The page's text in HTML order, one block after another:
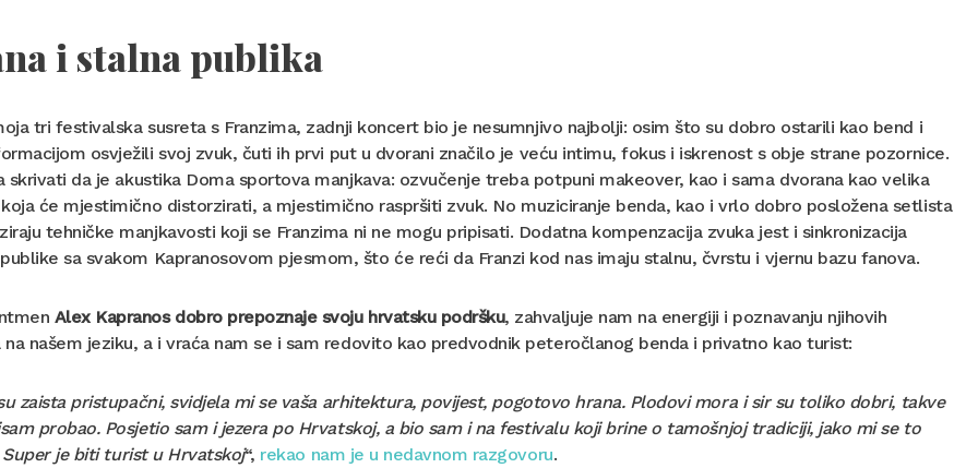
i stalna publika
tri festivalska susreta s Franzima, zadnji koncert bio je nesumnjivo najbolji: osim što su dobro ostarili kao bend i
osvježili svoj zvuk, čuti ih prvi put u dvorani značilo je veću intimu, fokus i iskrenost s obje strane pozornice.
skrivati da je akustika Doma sportova manjkava: ozvučenje treba potpuni makeover, kao i sama dvorana kao velika
će mjestimično distorzirati, a mjestimično raspršiti zvuk. No muziciranje benda, kao i vrlo dobro posložena setlista
tehničke manjkavosti koji se Franzima ni ne mogu pripisati. Dodatna kompenzacija zvuka jest i sinkronizacija
sa svakom Kapranosovom pjesmom, što će reći da Franzi kod nas imaju stalnu, čvrstu i vjernu bazu fanova.
Alex Kapranos dobro prepoznaje svoju hrvatsku podršku, zahvaljuje nam na energiji i poznavanju njihovih
na našem jeziku, a i vraća nam se i sam redovito kao predvodnik peteročlanog benda i privatno kao turist:
zaista pristupačni, svidjela mi se vaša arhitektura, povijest, pogotovo hrana. Plodovi mora i sir su toliko dobri, takve
probao. Posjetio sam i jezera po Hrvatskoj, a bio sam i na festivalu koji brine o tamošnjoj tradiciji, jako mi se to
Super je biti turist u Hrvatskoj“, rekao nam je u nedavnom razgovoru.